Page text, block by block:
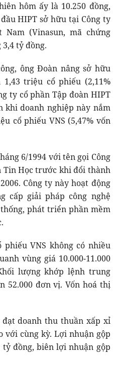
hôm ấy là 10.250 đồng,
HIPT sở hữu tại Công ty
(Vinasun, mã chứng
tỷ đồng.
ông Đoàn nâng sở hữu
triệu cổ phiếu (2,11%
ty cổ phần Tập đoàn HIPT
khi doanh nghiệp này nắm
cổ phiếu VNS (5,47% vốn
6/1994 với tên gọi Công
Học trước khi đổi thành
Công ty này hoạt động
cấp giải pháp công nghệ
phát triển phần mềm
phiếu VNS không có nhiều
vùng giá 10.000-11.000
lượng khớp lệnh trung
52.000 đơn vị. Vốn hoá thị
doanh thu thuần xấp xỉ
với cùng kỳ. Lợi nhuận gộp
tỷ đồng, biên lợi nhuận gộp